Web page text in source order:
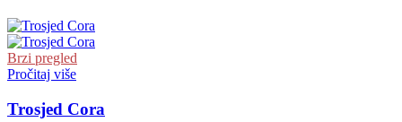
Brzi pregled
Pročitaj više
Trosjed Cora